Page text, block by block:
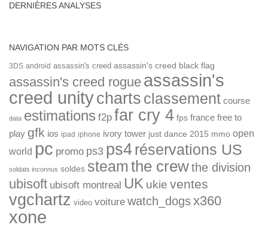
DERNIÈRES ANALYSES
NAVIGATION PAR MOTS CLÉS
3DS android assassin's creed assassin's creed black flag
assassin's creed rogue assassin's
creed unitycharts classement course
data estimations f2p far cry 4 fps france free to
play gfk ios ipad iphone ivory tower just dance 2015 mmo open
world pc promo ps3 ps4réservations US
soldats inconnus soldes steamthe crewthe division
ubisoft ubisoft montreal UK ukie ventes
vgchartz video voiture watch_dogsx360
xone